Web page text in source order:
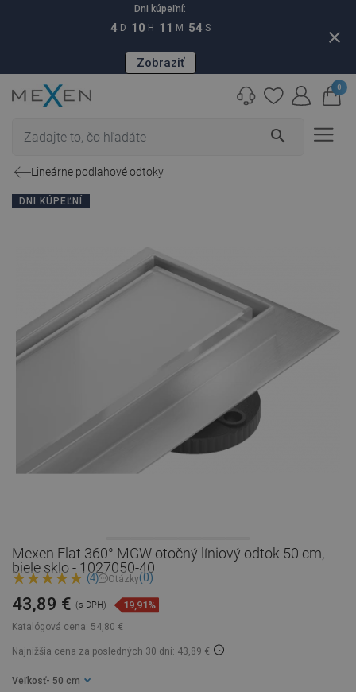
Dni kúpeľní:
4 D 10 H 11 M 53 S
Zobraziť
close
search
0
Lineárne podlahové odtoky
DNI KÚPEĽNÍ
Mexen Flat 360° MGW otočný líniový odtok 50 cm,
biele sklo - 1027050-40
(4) Otázky(0)
Katalógová cena: 54,80 €
43,89 € (s DPH) 19,91%
Najnižšia cena za posledných 30 dní: 43,89 €
Veľkosť - 50 cm